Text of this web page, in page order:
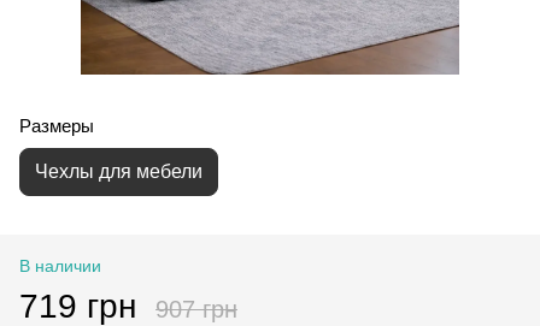
Размеры
Чехлы для мебели
В наличии
719 грн 907 грн